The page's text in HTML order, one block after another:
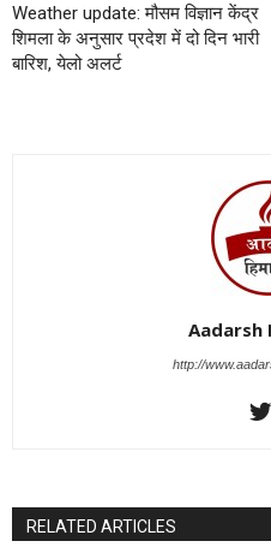
Weather update: मौसम विज्ञान केंद्र
शिमला के अनुसार प्रदेश में दो दिन भारी
बारिश, येलो अलर्ट
Aadarsh
http://
RELATED ARTICLES